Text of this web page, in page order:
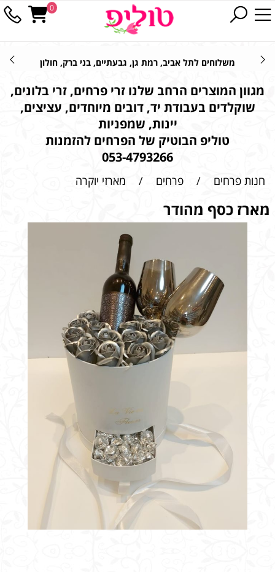
משלוחים לתל אביב, רמת גן, גבעתיים, בני ברק, חולון
0
מגוון המוצרים הרחב שלנו זרי פרחים, זרי בלונים,
שוקלדים בעבודת יד, דובים מיוחדים, עציצים,
יינות, שמפניות
טוליפ הבוטיק של הפרחים להזמנות
053-4793266
חנות פרחים / פרחים / מארזי יוקרה
מארז כסף מהודר